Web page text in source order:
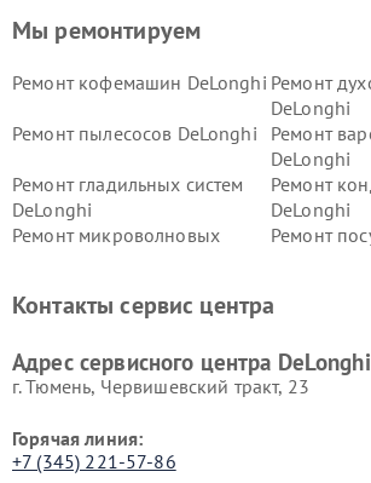
Мы ремонтируем
Ремонт кофемашин DeLonghi Ремонт
DeLonghi
Ремонт пылесосов DeLonghi
Ремонт
DeLonghi
Ремонт гладильных систем
DeLonghi
Ремонт
DeLonghi
Ремонт микроволновых
Ремонт
DeLonghi
DeLonghi
Контакты сервис центра
Адрес сервисного центра
г. Тюмень, ​Червишевский тракт, 23
Горячая линия:
+7 (345) 221-57-86